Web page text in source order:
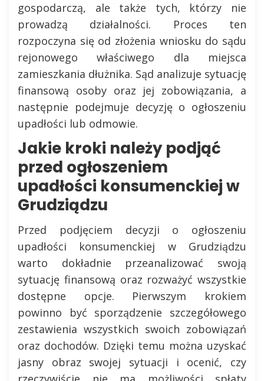
gospodarczą, ale także tych, którzy nie
prowadzą działalności. Proces ten
rozpoczyna się od złożenia wniosku do sądu
rejonowego właściwego dla miejsca
zamieszkania dłużnika. Sąd analizuje sytuację
finansową osoby oraz jej zobowiązania, a
następnie podejmuje decyzję o ogłoszeniu
upadłości lub odmowie.
Jakie kroki należy podjąć
przed ogłoszeniem
upadłości konsumenckiej w
Grudziądzu
Przed podjęciem decyzji o ogłoszeniu
upadłości konsumenckiej w Grudziądzu
warto dokładnie przeanalizować swoją
sytuację finansową oraz rozważyć wszystkie
dostępne opcje. Pierwszym krokiem
powinno być sporządzenie szczegółowego
zestawienia wszystkich swoich zobowiązań
oraz dochodów. Dzięki temu można uzyskać
jasny obraz swojej sytuacji i ocenić, czy